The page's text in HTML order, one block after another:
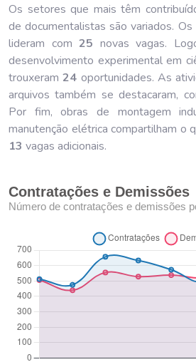
Os setores que mais têm
de documentalistas são variados.
lideram com25 novas vagas.
desenvolvimento experimental em
trouxeram24 oportunidades. As
arquivos também se destacaram,
Por fim, obras de montagem
manutenção elétrica compartilham o
13 vagas adicionais.
Contratações e Demissões
Número de contratações e demissões